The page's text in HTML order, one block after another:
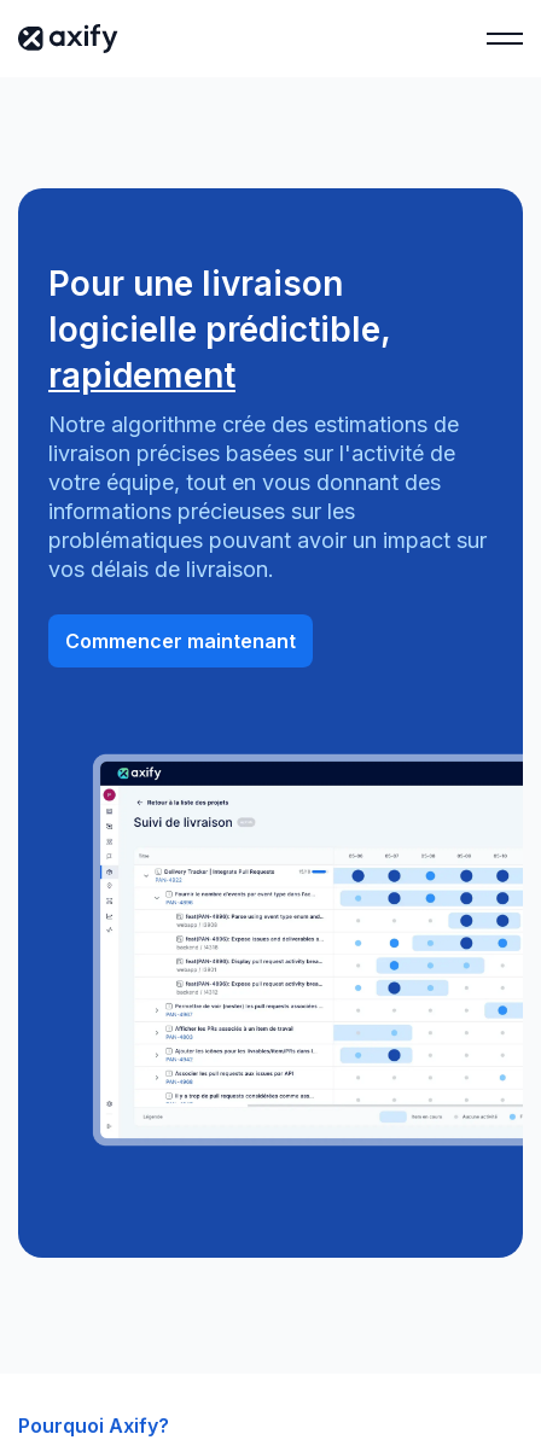
Pour une livraison
logicielle prédictible,
rapidement
Notre algorithme crée des estimations de
livraison précises basées sur l'activité de
votre équipe, tout en vous donnant des
informations précieuses sur les
problématiques pouvant avoir un impact sur
vos délais de livraison.
Commencer maintenant
Pourquoi Axify?